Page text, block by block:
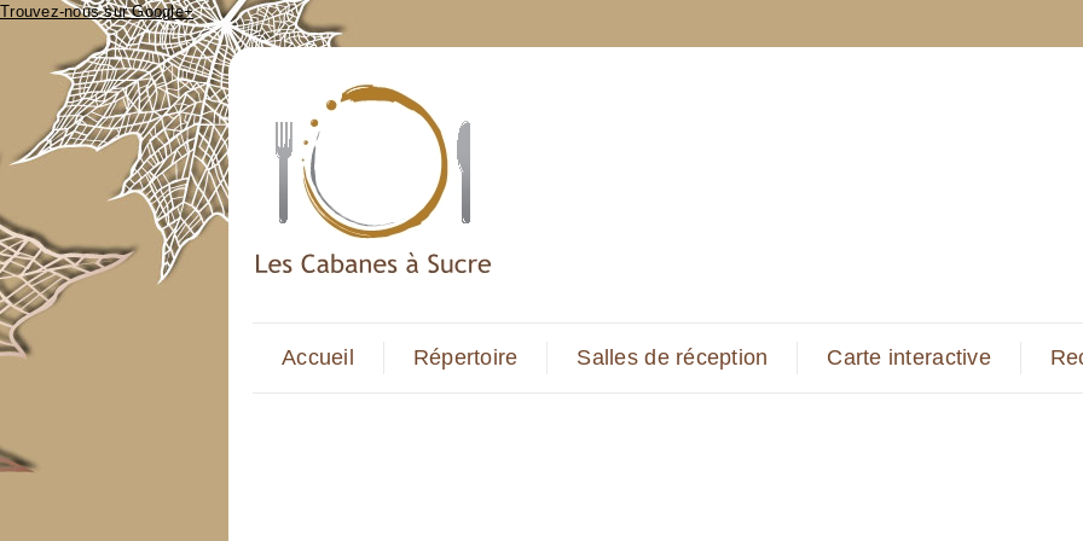
Trouvez-nous sur Google+
Accueil Répertoire Salles de réception Carte interactive